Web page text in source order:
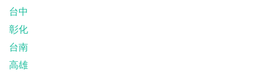
台中
彰化
台南
高雄